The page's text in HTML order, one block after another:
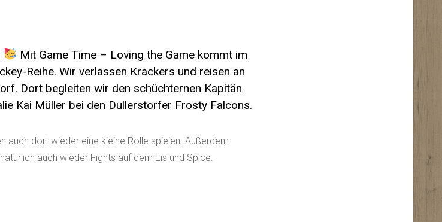
Mit Game Time – Loving the Game kommt im
Reihe. Wir verlassen Krackers und reisen an
Dort begleiten wir den schüchternen Kapitän
Kai Müller bei den Dullerstorfer Frosty Falcons.
auch dort wieder eine kleine Rolle spielen. Außerdem
auch wieder Fights auf dem Eis und Spice.